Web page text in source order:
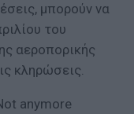
μπορούν να
του
αεροπορικής
κληρώσεις.
anymore